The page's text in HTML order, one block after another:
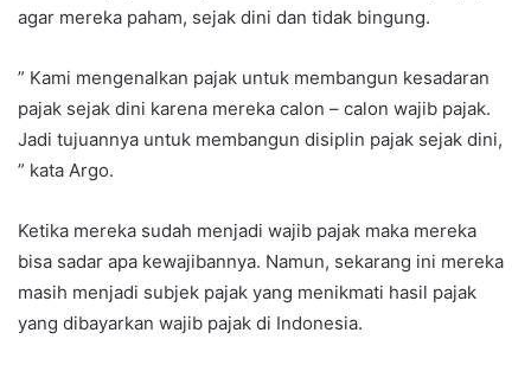
agar mereka paham, sejak dini dan tidak bingung.
” Kami mengenalkan pajak untuk membangun kesadaran
pajak sejak dini karena mereka calon – calon wajib pajak.
Jadi tujuannya untuk membangun disiplin pajak sejak dini,
” kata Argo.
Ketika mereka sudah menjadi wajib pajak maka mereka
bisa sadar apa kewajibannya. Namun, sekarang ini mereka
masih menjadi subjek pajak yang menikmati hasil pajak
yang dibayarkan wajib pajak di Indonesia.